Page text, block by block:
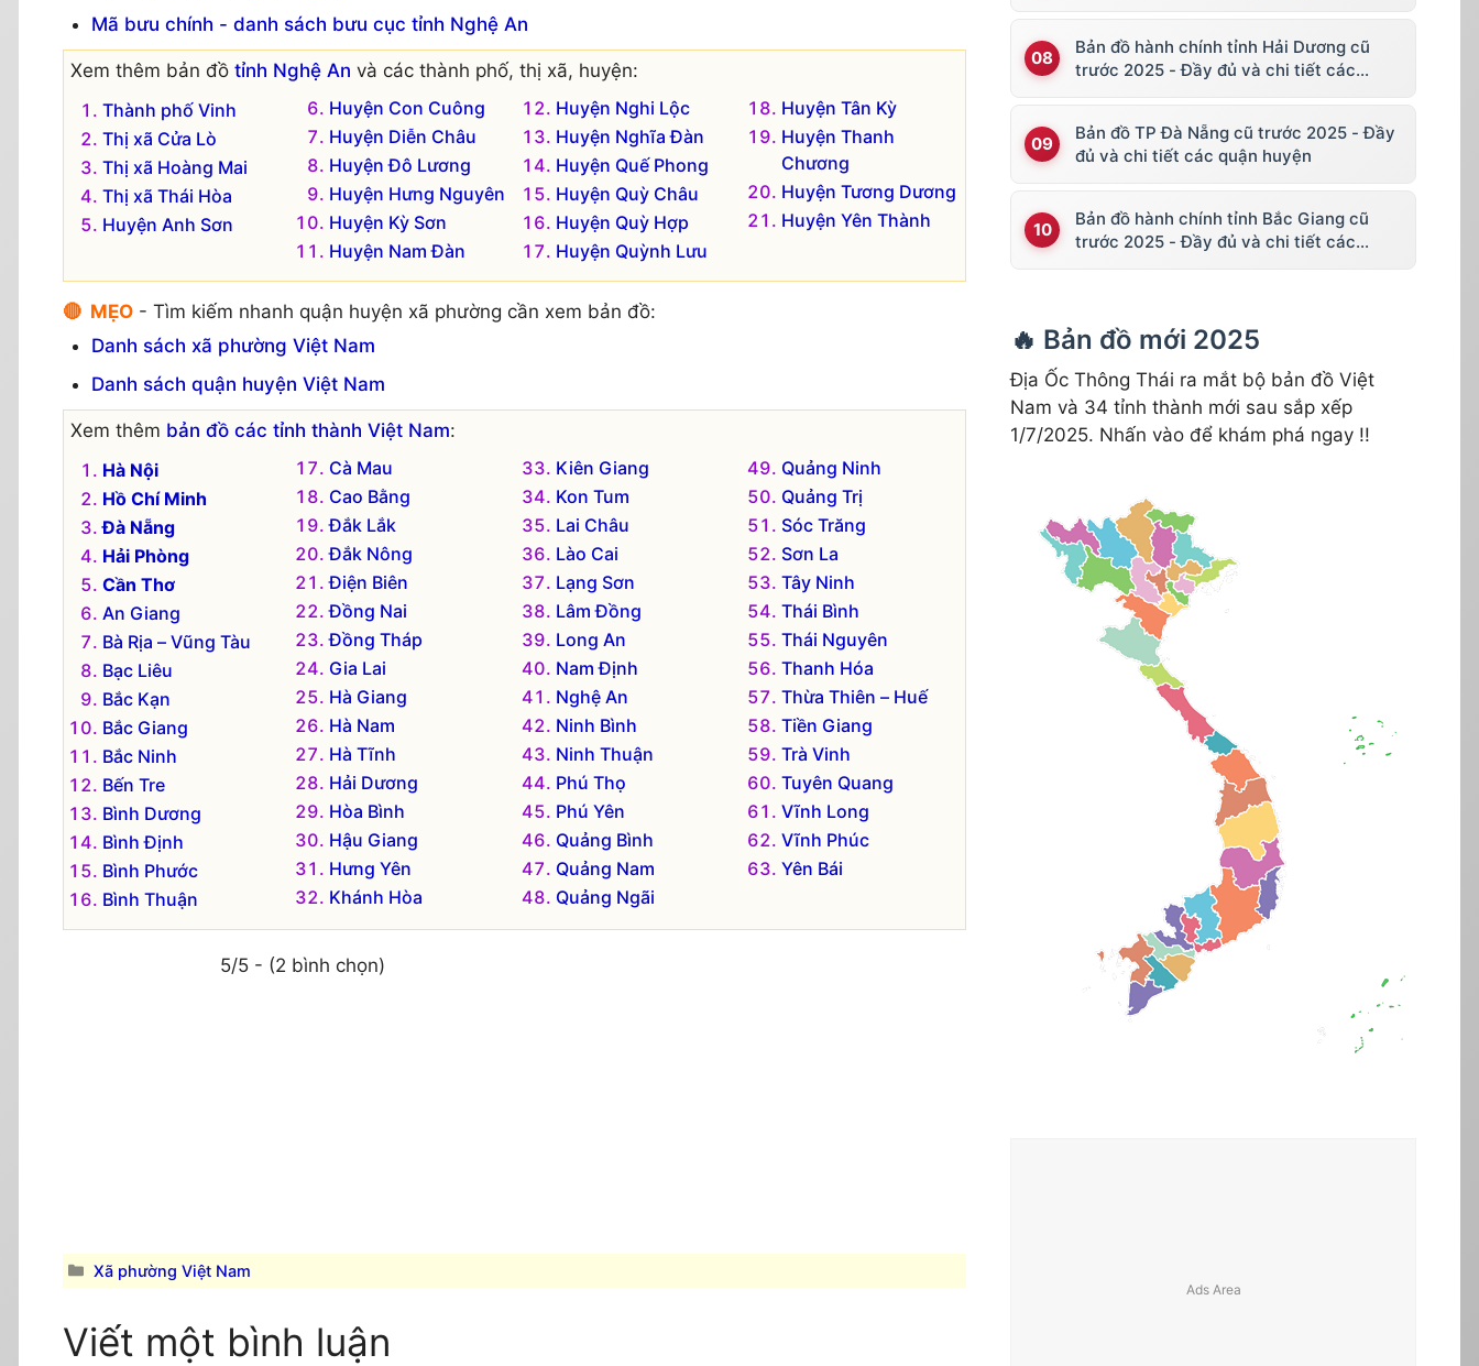
Mã bưu chính - danh sách bưu cục tỉnh Nghệ An
Xem thêm bản đồ tỉnh Nghệ An và các thành phố, thị xã, huyện:
Thành phố Vinh
Thị xã Cửa Lò
Thị xã Hoàng Mai
Thị xã Thái Hòa
Huyện Anh Sơn
Huyện Con Cuông
Huyện Diễn Châu
Huyện Đô Lương
Huyện Hưng Nguyên
Huyện Kỳ Sơn
Huyện Nam Đàn
Huyện Nghi Lộc
Huyện Nghĩa Đàn
Huyện Quế Phong
Huyện Quỳ Châu
Huyện Quỳ Hợp
Huyện Quỳnh Lưu
Huyện Tân Kỳ
Huyện Thanh
Chương
Huyện Tương Dương
Huyện Yên Thành
🔴 MẸO - Tìm kiếm nhanh quận huyện xã phường cần xem bản đồ:
Danh sách xã phường Việt Nam
Danh sách quận huyện Việt Nam
Xem thêm bản đồ các tỉnh thành Việt Nam:
Hà Nội
Hồ Chí Minh
Đà Nẵng
Hải Phòng
Cần Thơ
An Giang
Bà Rịa – Vũng Tàu
Bạc Liêu
Bắc Kạn
Bắc Giang
Bắc Ninh
Bến Tre
Bình Dương
Bình Định
Bình Phước
Bình Thuận
Cà Mau
Cao Bằng
Đắk Lắk
Đắk Nông
Điện Biên
Đồng Nai
Đồng Tháp
Gia Lai
Hà Giang
Hà Nam
Hà Tĩnh
Hải Dương
Hòa Bình
Hậu Giang
Hưng Yên
Khánh Hòa
Kiên Giang
Kon Tum
Lai Châu
Lào Cai
Lạng Sơn
Lâm Đồng
Long An
Nam Định
Nghệ An
Ninh Bình
Ninh Thuận
Phú Thọ
Phú Yên
Quảng Bình
Quảng Nam
Quảng Ngãi
Quảng Ninh
Quảng Trị
Sóc Trăng
Sơn La
Tây Ninh
Thái Bình
Thái Nguyên
Thanh Hóa
Thừa Thiên – Huế
Tiền Giang
Trà Vinh
Tuyên Quang
Vĩnh Long
Vĩnh Phúc
Yên Bái
5/5 - (2 bình chọn)
Danh
mục
Xã phường Việt Nam
Viết một bình luận
Bản đồ hành chính tỉnh Hải Dương cũ
trước 2025 - Đầy đủ và chi tiết các
Bản đồ TP Đà Nẵng cũ trước 2025 - Đầy
đủ và chi tiết các quận huyện
Bản đồ hành chính tỉnh Bắc Giang cũ
trước 2025 - Đầy đủ và chi tiết các
🔥 Bản đồ mới 2025
Địa Ốc Thông Thái ra mắt bộ bản đồ Việt
Nam và 34 tỉnh thành mới sau sắp xếp
1/7/2025. Nhấn vào để khám phá ngay !!